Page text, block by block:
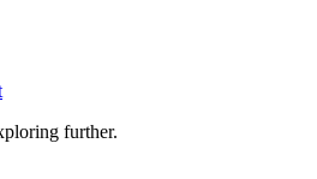
further.